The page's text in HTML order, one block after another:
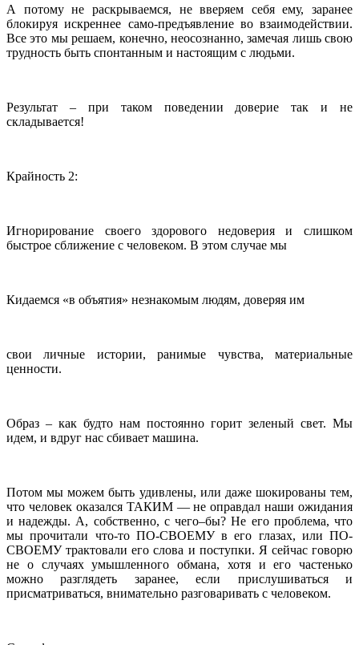
А потому не раскрываемся, не вверяем себя ему, заранее
блокируя искреннее само-предъявление во взаимодействии.
Все это мы решаем, конечно, неосознанно, замечая лишь свою
трудность быть спонтанным и настоящим с людьми.
Результат – при таком поведении доверие так и не
складывается!
Крайность 2:
Игнорирование своего здорового недоверия и слишком
быстрое сближение с человеком. В этом случае мы
Кидаемся «в объятия» незнакомым людям, доверяя им
свои личные истории, ранимые чувства, материальные
ценности.
Образ – как будто нам постоянно горит зеленый свет. Мы
идем, и вдруг нас сбивает машина.
Потом мы можем быть удивлены, или даже шокированы тем,
что человек оказался ТАКИМ — не оправдал наши ожидания
и надежды. А, собственно, с чего–бы? Не его проблема, что
мы прочитали что-то ПО-СВОЕМУ в его глазах, или ПО-
СВОЕМУ трактовали его слова и поступки. Я сейчас говорю
не о случаях умышленного обмана, хотя и его частенько
можно разглядеть заранее, если прислушиваться и
присматриваться, внимательно разговаривать с человеком.